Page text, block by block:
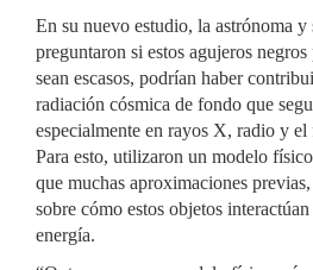
En su nuevo estudio, la astrónoma y
preguntaron si estos agujeros
sean escasos, podrían haber
radiación cósmica de fondo que
especialmente en rayos X, radio y
Para esto, utilizaron un modelo
que muchas aproximaciones
sobre cómo estos objetos
energía.